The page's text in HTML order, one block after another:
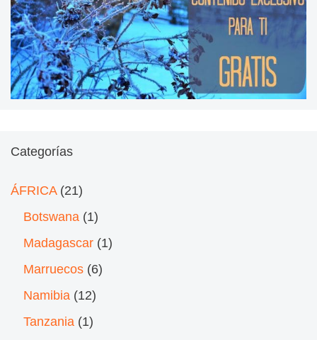
Categorías
ÁFRICA(21)
Botswana (1)
Madagascar (1)
Marruecos (6)
Namibia (12)
Tanzania (1)